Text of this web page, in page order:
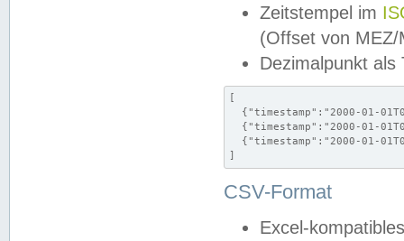
Zeitstempel im
(Offset von MEZ/
Dezimalpunkt als
[
{"timestamp":"2000-01-
{"timestamp":"2000-01-
{"timestamp":"2000-01-
]
CSV-Format
Excel-